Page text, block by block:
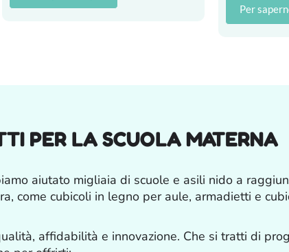
Per
PER LA SCUOLA MATERNA
aiutato migliaia di scuole e asili nido a
come cubicoli in legno per aule, armadietti e
affidabilità e innovazione. Che si tratti di